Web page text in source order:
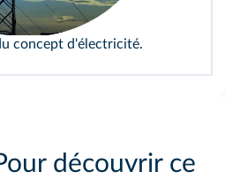
Alamy
concept d'électricité.
découvrir ce